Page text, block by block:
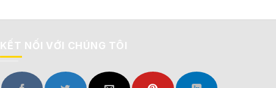
KẾT NỐI VỚI CHÚNG TÔI